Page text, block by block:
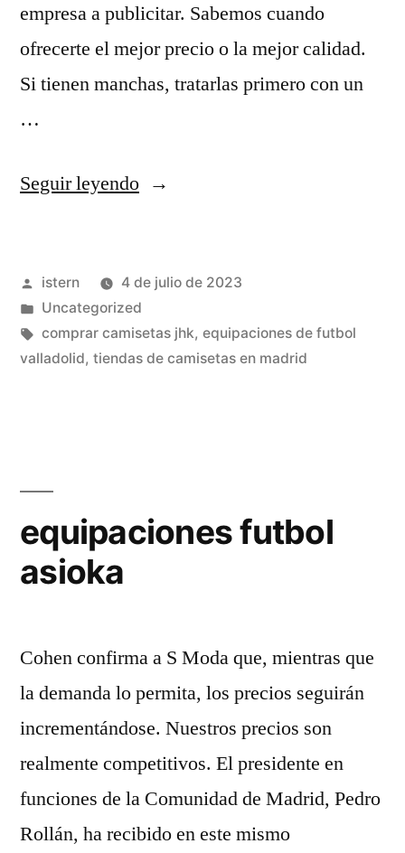
empresa a publicitar. Sabemos cuando
ofrecerte el mejor precio o la mejor calidad.
Si tienen manchas, tratarlas primero con un
…
Seguir leyendo«camisetas
replicas
exactas
baratas»
Publicado
por
istern
4 de julio de 2023
Publicado
en
Uncategorized
Etiquetas:
comprar camisetas jhk, equipaciones de futbol
valladolid, tiendas de camisetas en madrid
equipaciones futbol
asioka
Cohen confirma a S Moda que, mientras que
la demanda lo permita, los precios seguirán
incrementándose. Nuestros precios son
realmente competitivos. El presidente en
funciones de la Comunidad de Madrid, Pedro
Rollán, ha recibido en este mismo